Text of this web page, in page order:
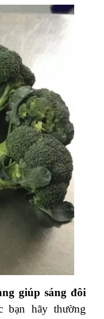
dinh dưỡng như
E. Tất cả đều là
vệ các tế bào
gốc tự do (một
mà phá vỡ các
vì đây là khu